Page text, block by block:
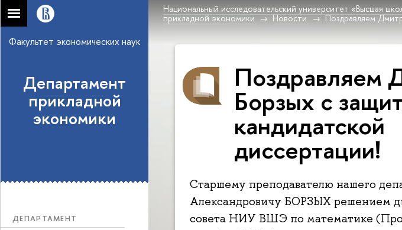
Национальный исследовательский университет «Высшая
прикладной экономики
Новости Поздравляем
Факультет экономических наук
Департамент
прикладной
экономики
ДЕПАРТАМЕНТ
Поздравляем
Борзых с
кандидатской
диссертации!
Старшему преподавателю нашего
Александровичу БОРЗЫХ решением
совета НИУ ВШЭ по математике